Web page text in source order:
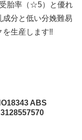
胎率（☆5）と優れ
成分と低い分娩難易
を生産します‼
ABS